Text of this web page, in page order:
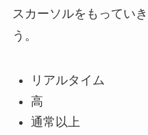
スカーソルをもってい
う。
リアルタイム
高
通常以上